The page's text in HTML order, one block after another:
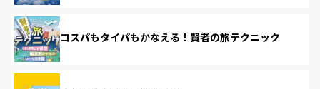
コスパもタイパもかなえる！賢者の旅テクニック